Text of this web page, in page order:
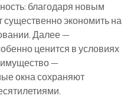
благодаря новым
экономить на
Далее —
ценится в условиях
—
окна сохраняют